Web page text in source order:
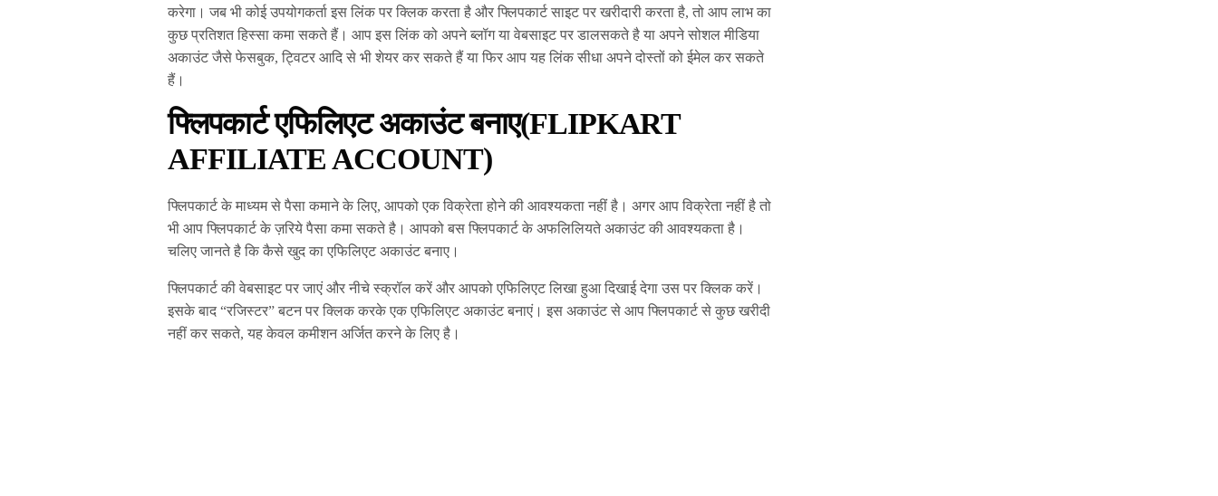
करेगा। जब भी कोई उपयोगकर्ता इस लिंक पर क्लिक करता है और फ्लिपकार्ट साइट पर खरीदारी करता है, तो आप लाभ का
कुछ प्रतिशत हिस्सा कमा सकते हैं। आप इस लिंक को अपने ब्लॉग या वेबसाइट पर डालसकते है या अपने सोशल मीडिया
अकाउंट जैसे फेसबुक, ट्विटर आदि से भी शेयर कर सकते हैं या फिर आप यह लिंक सीधा अपने दोस्तों को ईमेल कर सकते
हैं।
फ्लिपकार्ट एफिलिएट अकाउंट बनाए(FLIPKART
AFFILIATE ACCOUNT)
फ्लिपकार्ट के माध्यम से पैसा कमाने के लिए, आपको एक विक्रेता होने की आवश्यकता नहीं है। अगर आप विक्रेता नहीं है तो
भी आप फ्लिपकार्ट के ज़रिये पैसा कमा सकते है। आपको बस फ्लिपकार्ट के अफलिलियते अकाउंट की आवश्यकता है।
चलिए जानते है कि कैसे खुद का एफिलिएट अकाउंट बनाए।
फ्लिपकार्ट की वेबसाइट पर जाएं और नीचे स्क्रॉल करें और आपको एफिलिएट लिखा हुआ दिखाई देगा उस पर क्लिक करें।
इसके बाद “रजिस्टर” बटन पर क्लिक करके एक एफिलिएट अकाउंट बनाएं। इस अकाउंट से आप फ्लिपकार्ट से कुछ खरीदी
नहीं कर सकते, यह केवल कमीशन अर्जित करने के लिए है।